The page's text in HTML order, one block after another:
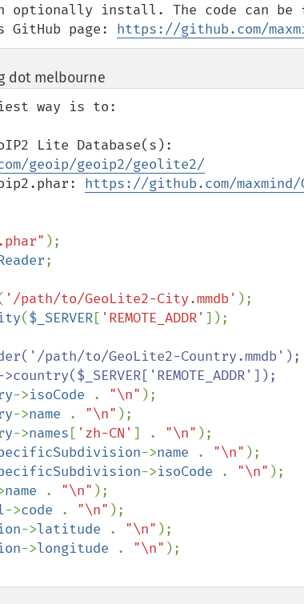
optionally install. The code can be
GitHub page: https://github.com/
dot melbourne
way is to:
geoip/geoip2/geolite2/
https://github.com/maxmind/
);
'/path/to/GeoLite2-City.mmdb'
($_SERVER[ 'REMOTE_ADDR'
path/to/GeoLite2-Country.mmdb');
->isoCode . "\n" );
->name . "\n" );
->names [ 'zh-CN' ] . "\n" );
->name . "\n" );
->isoCode . "\n" );
name . "\n" );
->code . "\n" );
->latitude . "\n" );
->longitude . "\n" );